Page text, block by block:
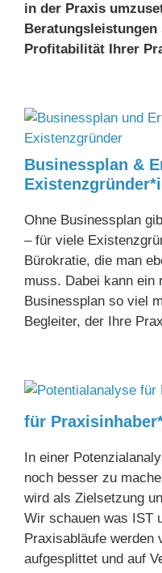
in der Praxis
Profitabilität Ihrer
Busi­ness­plan &
Ohne Businessplan
– für viele
Bürokratie, die man
muss. Dabei kann ein
Businessplan so viel
Begleiter, der Ihre
für
In einer
noch besser zu
wird als Zielsetzung
Wir schauen was IST
Praxisabläufe werden
aufgesplittet und auf